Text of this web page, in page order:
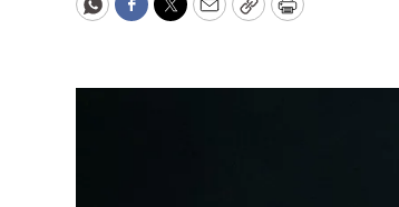
WhatsApp
Facebook
Twitter
EmailCopyPrint